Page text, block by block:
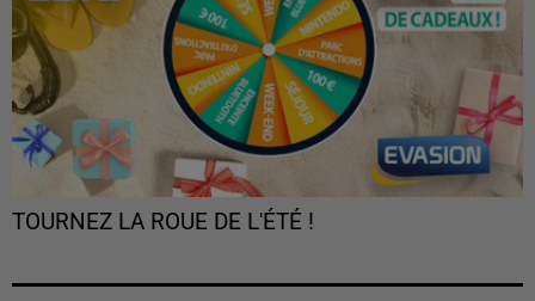
TOURNEZ LA ROUE DE L'ÉTÉ !